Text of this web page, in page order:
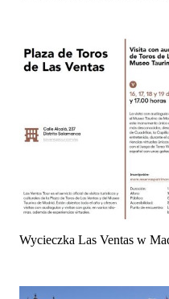
Wycieczka Las Ventas w